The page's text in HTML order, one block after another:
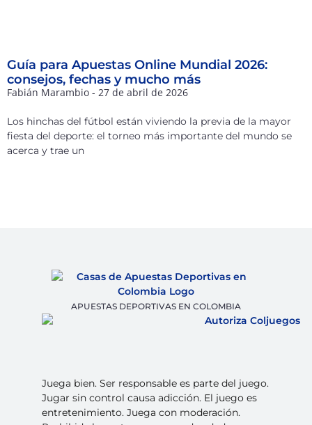
Guía para Apuestas Online Mundial 2026:
consejos, fechas y mucho más
Fabián Marambio 27 de abril de 2026
Los hinchas del fútbol están viviendo la previa de la mayor
fiesta del deporte: el torneo más importante del mundo se
acerca y trae un
APUESTAS DEPORTIVAS EN COLOMBIA
Juega bien. Ser responsable es parte del juego.
Jugar sin control causa adicción. El juego es
entretenimiento. Juega con moderación.